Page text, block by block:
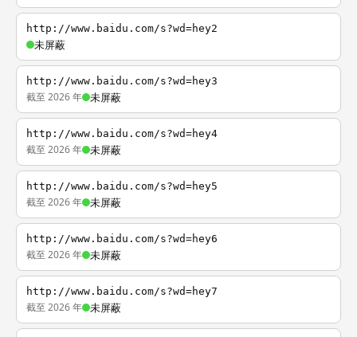
http://www.baidu.com/s?wd=hey2
未屏蔽
http://www.baidu.com/s?wd=hey3
截至 2026 年 未屏蔽
http://www.baidu.com/s?wd=hey4
截至 2026 年 未屏蔽
http://www.baidu.com/s?wd=hey5
截至 2026 年 未屏蔽
http://www.baidu.com/s?wd=hey6
截至 2026 年 未屏蔽
http://www.baidu.com/s?wd=hey7
截至 2026 年 未屏蔽